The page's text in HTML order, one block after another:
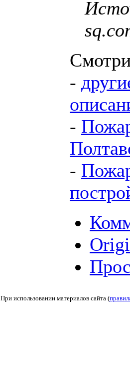
-
-
-
При использовании материалов сайта (